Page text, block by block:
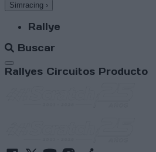
Simracing ›
Rallye
Buscar
Abrir menú
Rallyes Circuitos Producto